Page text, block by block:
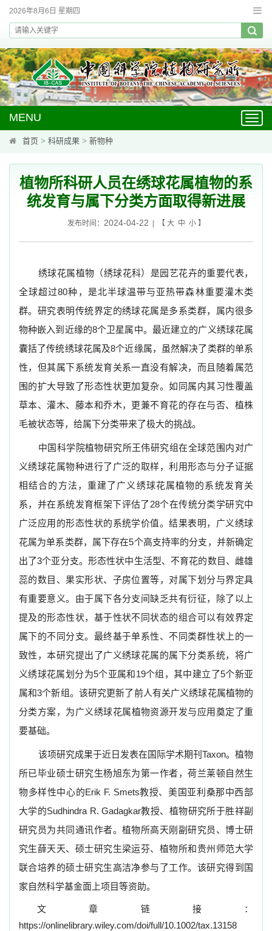
2026年8月6日 星期四
MENU
首页 > 科研成果 > 新物种
植物所科研人员在绣球花属植物的系
统发育与属下分类方面取得新进展
发布时间： 2024-04-22 | 【 大 中 小】
绣球花属植物（绣球花科）是园艺花卉的重要代表，
全球超过80种，是北半球温带与亚热带森林重要灌木类
群。研究表明传统界定的绣球花属是多系类群，属内很多
物种嵌入到近缘的8个卫星属中。最近建立的广义绣球花属
囊括了传统绣球花属及8个近缘属，虽然解决了类群的单系
性，但其属下系统发育关系一直没有解决，而且随着属范
围的扩大导致了形态性状更加复杂。如同属内其习性覆盖
草本、灌木、藤本和乔木，更兼不育花的存在与否、植株
毛被状态等，给属下分类带来了极大的挑战。
中国科学院植物研究所王伟研究组在全球范围内对广
义绣球花属物种进行了广泛的取样，利用形态与分子证据
相结合的方法，重建了广义绣球花属植物的系统发育关
系，并在系统发育框架下评估了28个在传统分类学研究中
广泛应用的形态性状的系统学价值。结果表明，广义绣球
花属为单系类群，属下存在5个高支持率的分支，并新确定
出了3个亚分支。形态性状中生活型、不育花的数目、雌雄
蕊的数目、果实形状、子房位置等，对属下划分与界定具
有重要意义。由于属下各分支间缺乏共有衍征，除了以上
提及的形态性状，基于性状不同状态的组合可以有效界定
属下的不同分支。最终基于单系性、不同类群性状上的一
致性，本研究提出了广义绣球花属的属下分类系统，将广
义绣球花属划分为5个亚属和19个组，其中建立了5个新亚
属和3个新组。该研究更新了前人有关广义绣球花属植物的
分类方案，为广义绣球花属植物资源开发与应用奠定了重
要基础。
该项研究成果于近日发表在国际学术期刊Taxon。植物
所已毕业硕士研究生杨旭东为第一作者，荷兰莱顿自然生
物多样性中心的Erik F. Smets教授、美国亚利桑那中西部
大学的Sudhindra R. Gadagkar教授、植物研究所于胜祥副
研究员为共同通讯作者。植物所高天刚副研究员、博士研
究生薛天天、硕士研究生梁运芬、植物所和贵州师范大学
联合培养的硕士研究生高洁净参与了工作。该研究得到国
家自然科学基金面上项目等资助。
文章链接
：
https://onlinelibrary.wiley.com/doi/full/10.1002/tax.13158